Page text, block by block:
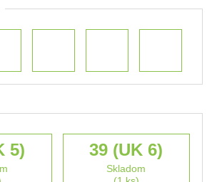
5) 39 (UK 6)
Skladom